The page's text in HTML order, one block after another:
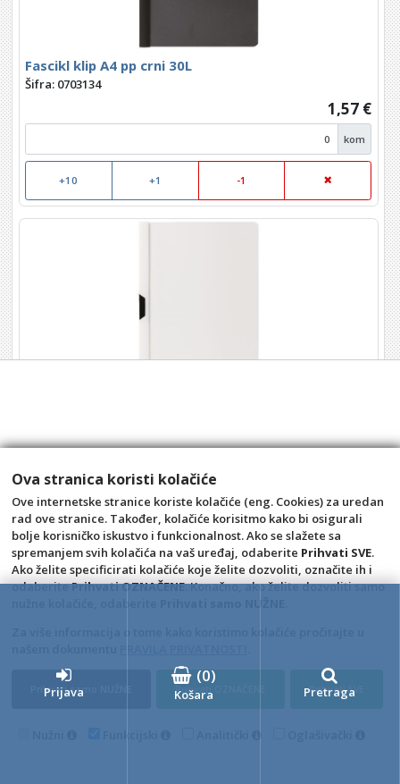
Fascikl klip A4 pp crni 30L
Šifra: 0703134
1,57 €
kom
+10 +1 -1
1,57 €
+10 +1 -1
4D Wand IMC 24.11.14.1
Ova stranica koristi kolačiće
Ove internetske stranice koriste kolačiće (eng. Cookies) za uredan
rad ove stranice. Također, kolačiće korisitmo kako bi osigurali
bolje korisničko iskustvo i funkcionalnost. Ako se slažete sa
spremanjem svih kolačića na vaš uređaj, odaberite Prihvati SVE.
Ako želite specificirati kolačiće koje želite dozvoliti, označite ih i
odaberitePrihvati OZNAČENE. Konačno, ako želite dozvoliti samo
Prihvati samo NUŽNE Prihvati OZNAČENE Prihvati SVE
Prijava
(0)
Košara Pretraga